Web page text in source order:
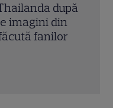
pentru trei
pe platourile